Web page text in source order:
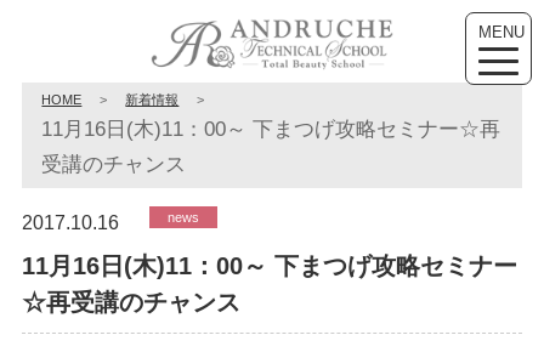
MENU
toggle
HOME > 新着情報 >
11月16日(木)11：00～ 下まつげ攻略セミナー☆再
受講のチャンス
2017.10.16 news
11月16日(木)11：00～ 下まつげ攻略セミナー
☆再受講のチャンス